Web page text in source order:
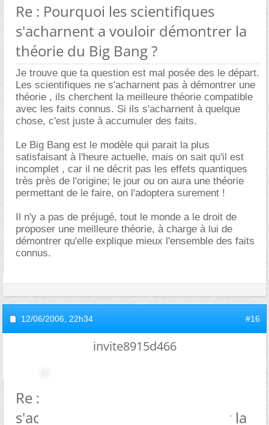
Re : Pourquoi les scientifiques
s'acharnent a vouloir démontrer la
théorie du Big Bang ?
Je trouve que ta question est mal posée des le départ.
Les scientifiques ne s'acharnent pas à démontrer une
théorie , ils cherchent la meilleure théorie compatible
avec les faits connus. Si ils s'acharnent à quelque
chose, c'est juste à accumuler des faits.
Le Big Bang est le modèle qui parait la plus
satisfaisant à l'heure actuelle, mais on sait qu'il est
incomplet , car il ne décrit pas les effets quantiques
très près de l'origine; le jour ou on aura une théorie
permettant de le faire, on l'adoptera surement !
Il n'y a pas de préjugé, tout le monde a le droit de
proposer une meilleure théorie, à charge à lui de
démontrer qu'elle explique mieux l'ensemble des faits
connus.
12/06/2006, 22h34 #16
invite8915d466
Re : Pourquoi les scientifiques
s'acharnent a vouloir démontrer la